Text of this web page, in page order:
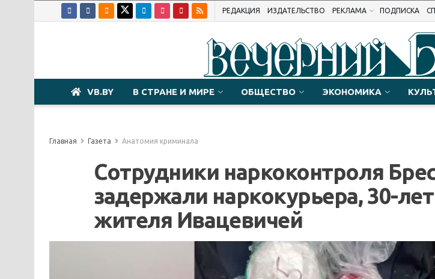
РЕДАКЦИЯ ИЗДАТЕЛЬСТВО РЕКЛАМА ПОДПИСКА
VB.BY В СТРАНЕ И МИРЕ ОБЩЕСТВО ЭКОНОМИКА
Главная Газета Анатомия криминала
Сотрудники наркоконтроля
задержали наркокурьера, 30-
жителя Ивацевичей